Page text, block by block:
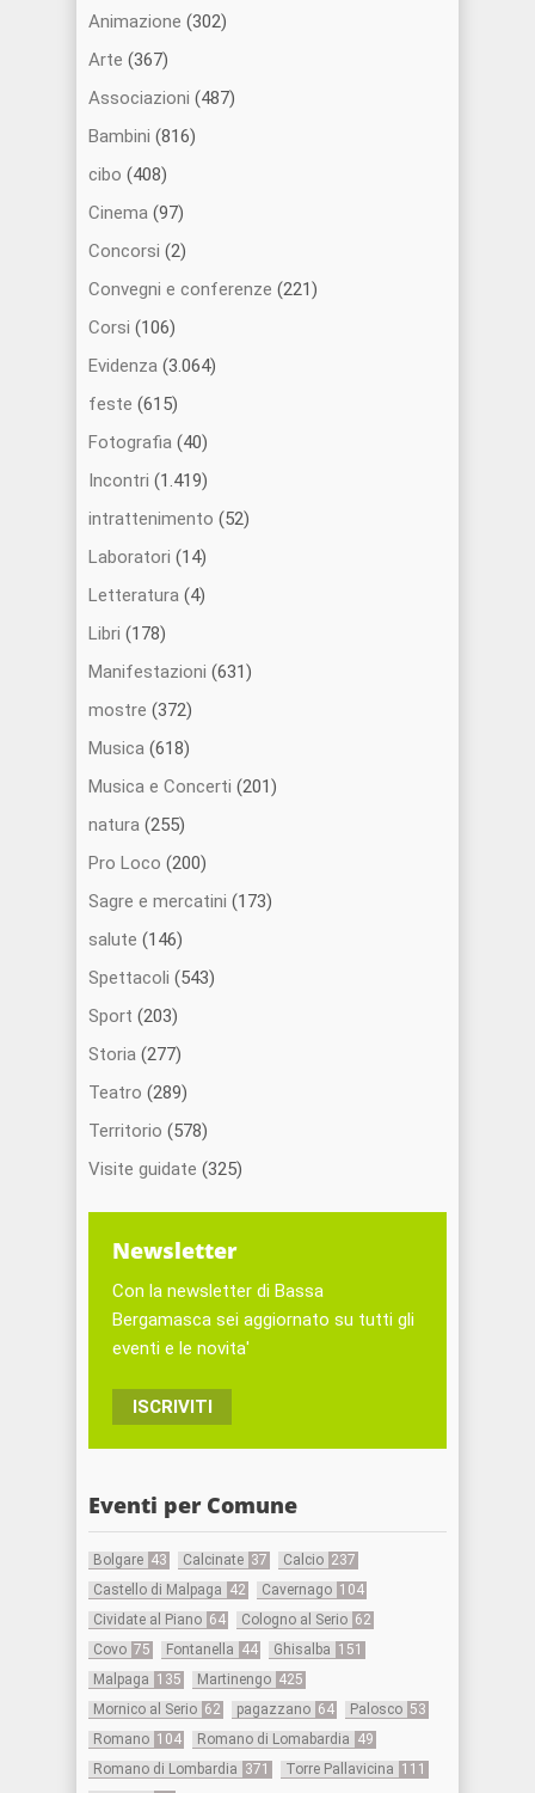
Animazione (302)
Arte (367)
Associazioni (487)
Bambini (816)
cibo (408)
Cinema (97)
Concorsi (2)
Convegni e conferenze (221)
Corsi (106)
Evidenza (3.064)
feste (615)
Fotografia (40)
Incontri (1.419)
intrattenimento (52)
Laboratori (14)
Letteratura (4)
Libri (178)
Manifestazioni (631)
mostre (372)
Musica (618)
Musica e Concerti (201)
natura (255)
Pro Loco (200)
Sagre e mercatini (173)
salute (146)
Spettacoli (543)
Sport (203)
Storia (277)
Teatro (289)
Territorio (578)
Visite guidate (325)
Newsletter
Con la newsletter di Bassa
Bergamasca sei aggiornato su tutti gli
eventi e le novita'
ISCRIVITI
Eventi per Comune
Bolgare 43 Calcinate 37 Calcio 237
Castello di Malpaga 42 Cavernago 104
Cividate al Piano 64 Cologno al Serio 62
Covo 75 Fontanella 44 Ghisalba 151
Malpaga 135 Martinengo 425
Mornico al Serio 62 pagazzano 64 Palosco 53
Romano 104 Romano di Lomabardia 49
Romano di Lombardia 371 Torre Pallavicina 111